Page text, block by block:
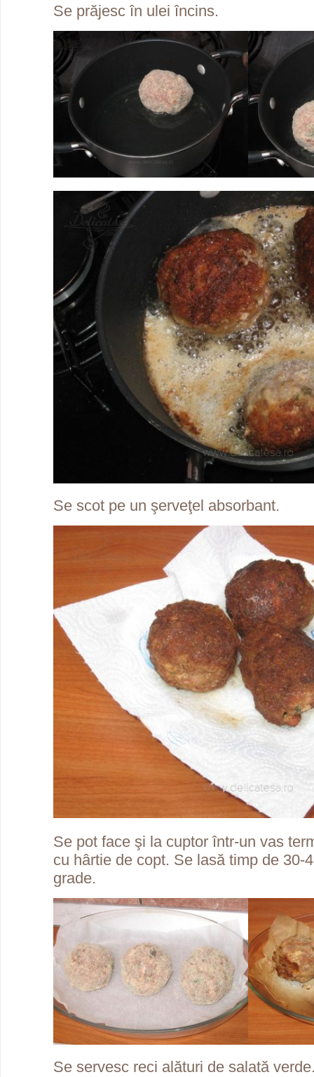
Se prăjesc în ulei încins.
Se scot pe un şerveţel absorbant.
Se pot face şi la cuptor într-un vas
cu hârtie de copt. Se lasă timp de 30-
grade.
Se servesc reci alături de salată